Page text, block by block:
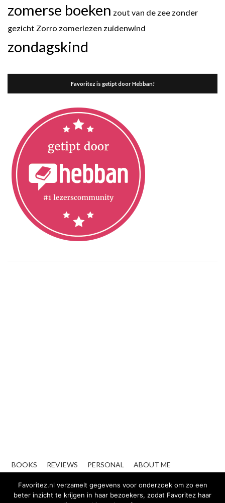
zomerse boeken zout van de zee zonder
gezicht Zorro zomerlezen zuidenwind
zondagskind
Favoritez is getipt door Hebban!
BOOKS REVIEWS PERSONAL
ABOUT ME
Favoritez.nl verzamelt gegevens voor onderzoek om zo een
beter inzicht te krijgen in haar bezoekers, zodat Favoritez haar